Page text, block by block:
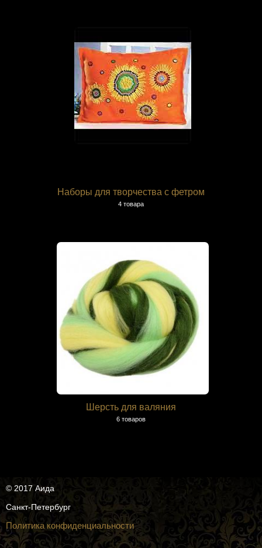
Наборы для творчества с фетром
4 товара
Шерсть для валяния
6 товаров
© 2017 Аида
Санкт-Петербург
Политика конфиденциальности